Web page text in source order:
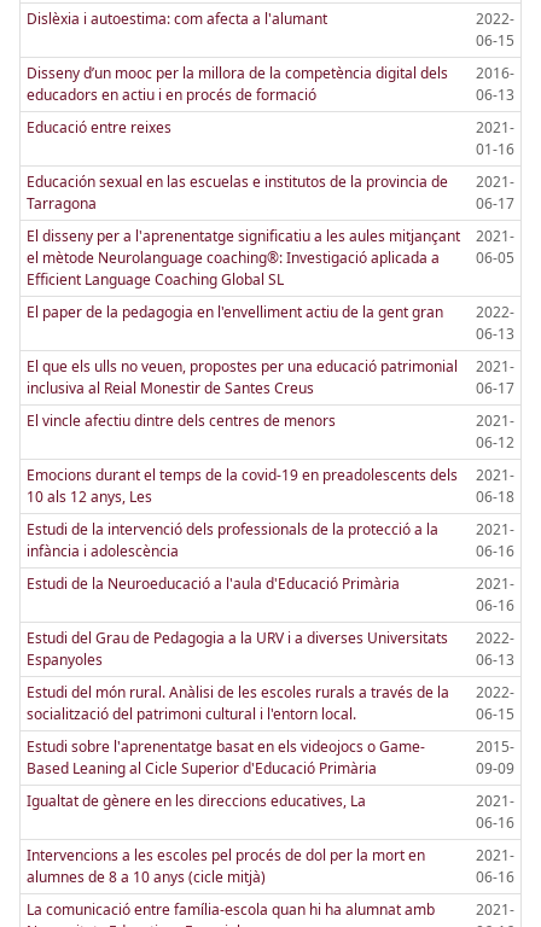
Dislèxia i autoestima: com afecta a l'alumant
2022-
06-15
Disseny d’un mooc per la millora de la competència digital dels
educadors en actiu i en procés de formació
2016-
06-13
Educació entre reixes
2021-
01-16
Educación sexual en las escuelas e institutos de la provincia de
Tarragona
2021-
06-17
El disseny per a l'aprenentatge significatiu a les aules mitjançant
el mètode Neurolanguage coaching®: Investigació aplicada a
Efficient Language Coaching Global SL
2021-
06-05
El paper de la pedagogia en l'envelliment actiu de la gent gran
2022-
06-13
El que els ulls no veuen, propostes per una educació patrimonial
inclusiva al Reial Monestir de Santes Creus
2021-
06-17
El vincle afectiu dintre dels centres de menors
2021-
06-12
Emocions durant el temps de la covid-19 en preadolescents dels
10 als 12 anys, Les
2021-
06-18
Estudi de la intervenció dels professionals de la protecció a la
infància i adolescència
2021-
06-16
Estudi de la Neuroeducació a l'aula d'Educació Primària
2021-
06-16
Estudi del Grau de Pedagogia a la URV i a diverses Universitats
Espanyoles
2022-
06-13
Estudi del món rural. Anàlisi de les escoles rurals a través de la
socialització del patrimoni cultural i l'entorn local.
2022-
06-15
Estudi sobre l'aprenentatge basat en els videojocs o Game-
Based Leaning al Cicle Superior d'Educació Primària
2015-
09-09
Igualtat de gènere en les direccions educatives, La
2021-
06-16
Intervencions a les escoles pel procés de dol per la mort en
alumnes de 8 a 10 anys (cicle mitjà)
2021-
06-16
La comunicació entre família-escola quan hi ha alumnat amb
2021-